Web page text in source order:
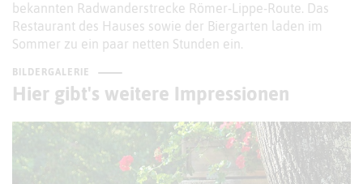
bekannten Radwanderstrecke Römer-Lippe-Route. Das
Restaurant des Hauses sowie der Biergarten laden im
Sommer zu ein paar netten Stunden ein.
BILDERGALERIE
Hier gibt's weitere Impressionen